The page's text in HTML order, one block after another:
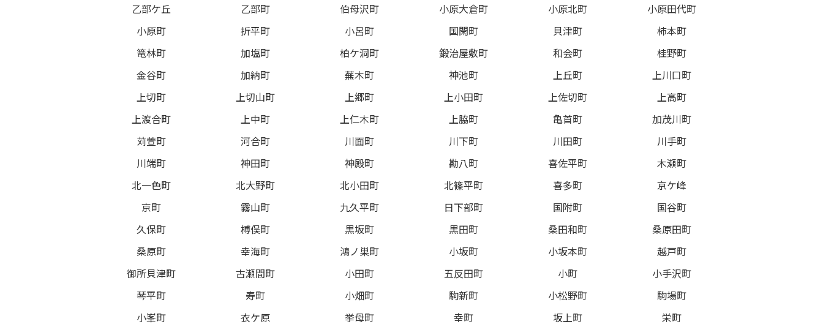
乙部ケ丘
乙部町 伯母沢町 小原大倉町 小原北町
小原田代町
小原町
折平町 小呂町 国閑町 貝津町
柿本町
篭林町
加塩町 柏ケ洞町 鍛治屋敷町 和会町
桂野町
金谷町
加納町 蕪木町 神池町 上丘町
上川口町
上切町
上切山町 上郷町 上小田町 上佐切町
上高町
上渡合町
上中町 上仁木町 上脇町 亀首町
加茂川町
苅萱町
河合町 川面町 川下町 川田町
川手町
川端町
神田町 神殿町 勘八町 喜佐平町
木瀬町
北一色町
北大野町 北小田町 北篠平町 喜多町
京ケ峰
京町
霧山町 九久平町 日下部町 国附町
国谷町
久保町
榑俣町 黒坂町 黒田町 桑田和町
桑原田町
桑原町
幸海町 鴻ノ巣町 小坂町 小坂本町
越戸町
御所貝津町
古瀬間町 小田町 五反田町 小町
小手沢町
琴平町
寿町 小畑町 駒新町 小松野町
駒場町
小峯町
衣ケ原 挙母町 幸町 坂上町
栄町